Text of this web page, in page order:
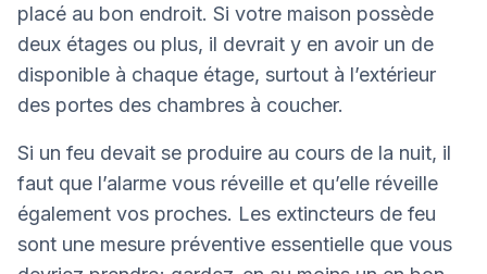
placé au bon endroit. Si votre maison possède
deux étages ou plus, il devrait y en avoir un de
disponible à chaque étage, surtout à l’extérieur
des portes des chambres à coucher.
Si un feu devait se produire au cours de la nuit, il
faut que l’alarme vous réveille et qu’elle réveille
également vos proches. Les extincteurs de feu
sont une mesure préventive essentielle que vous